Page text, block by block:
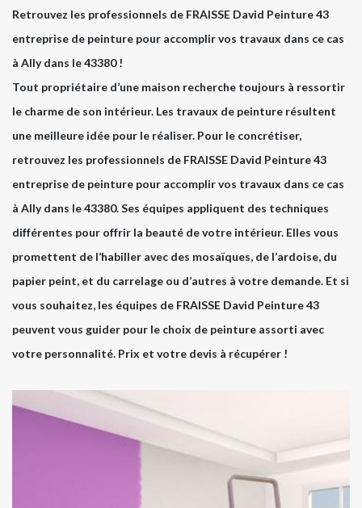
Retrouvez les professionnels de FRAISSE David Peinture 43
entreprise de peinture pour accomplir vos travaux dans ce cas
à Ally dans le 43380 !
Tout propriétaire d’une maison recherche toujours à ressortir
le charme de son intérieur. Les travaux de peinture résultent
une meilleure idée pour le réaliser. Pour le concrétiser,
retrouvez les professionnels de FRAISSE David Peinture 43
entreprise de peinture pour accomplir vos travaux dans ce cas
à Ally dans le 43380. Ses équipes appliquent des techniques
différentes pour offrir la beauté de votre intérieur. Elles vous
promettent de l’habiller avec des mosaïques, de l’ardoise, du
papier peint, et du carrelage ou d’autres à votre demande. Et si
vous souhaitez, les équipes de FRAISSE David Peinture 43
peuvent vous guider pour le choix de peinture assorti avec
votre personnalité. Prix et votre devis à récupérer !